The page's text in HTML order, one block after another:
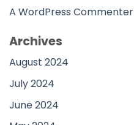
A WordPress Commenter
Archives
August 2024
July 2024
June 2024